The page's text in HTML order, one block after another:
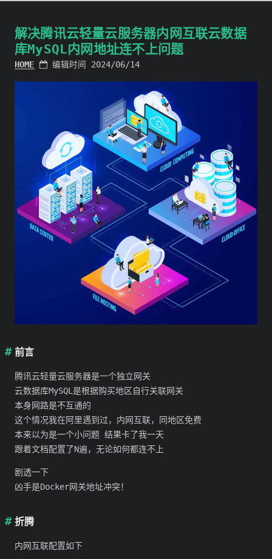
解决腾讯云轻量云服务器内网互联云数据
库MySQL内网地址连不上问题
HOME 编辑时间 2024/06/14
前言
腾讯云轻量云服务器是一个独立网关
云数据库MySQL是根据购买地区自行关联网关
本身网路是不互通的
这个情况我在阿里遇到过，内网互联，同地区免费
本来以为是一个小问题 结果卡了我一天
跟着文档配置了N遍，无论如何都连不上
剧透一下
凶手是Docker网关地址冲突！
折腾
内网互联配置如下